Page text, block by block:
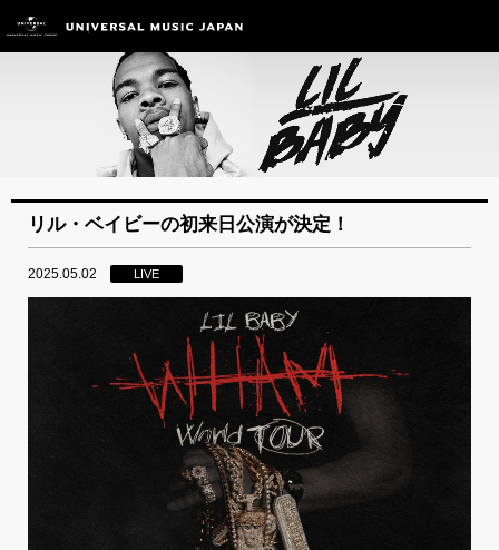
リル・ベイビーの初来日公演が決定！
2025.05.02 LIVE